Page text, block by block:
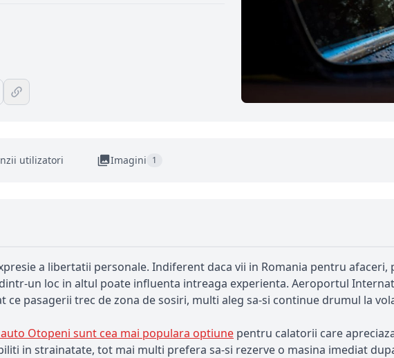
utilizatori Imagini 1
a libertatii personale. Indiferent daca vii in Romania pentru
un loc in altul poate influenta intreaga experienta. Aeroportul
pasagerii trec de zona de sosiri, multi aleg sa-si continue drumul la
Otopeni sunt cea mai populara optiune pentru calatorii care
in strainatate, tot mai multi prefera sa-si rezerve o masina imediat